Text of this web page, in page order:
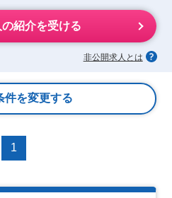
紹介を受ける
非公開求人とは
件を変更する
1